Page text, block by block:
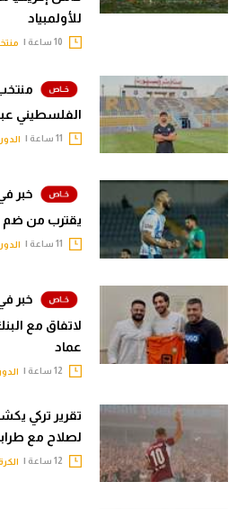
للأولمبياد
الفلسطيني
خبر
يقترب من ضم
خبر
لاتفاق مع
عماد
تقرير تركي
لصلاح مع